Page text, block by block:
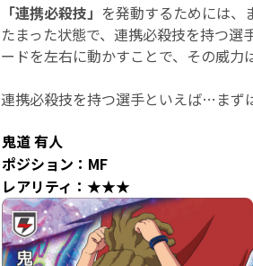
「連携必殺技」 を発動するためには、
たまった状態で、連携必殺技を持つ選
ードを左右に動かすことで、その威
連携必殺技を持つ選手といえば…まず
鬼道 有人
ポジション：MF
レアリティ：★★★